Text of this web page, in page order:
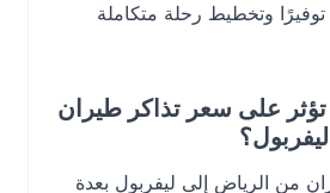
وتخطيط رحلة متكاملة
على سعر تذاكر طيران
الرياض إلى ليفربول بعدة